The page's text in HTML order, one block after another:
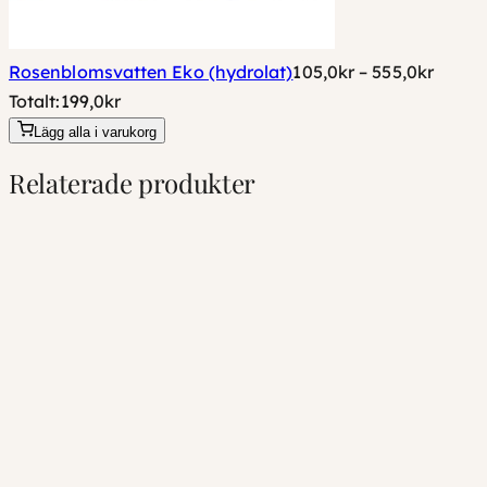
Rosenblomsvatten Eko (hydrolat)105,0kr – 555,0kr
Totalt:199,0kr
Lägg alla i varukorg
Relaterade produkter